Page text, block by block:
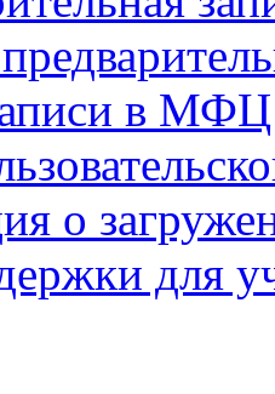
в МФЦ
о
для